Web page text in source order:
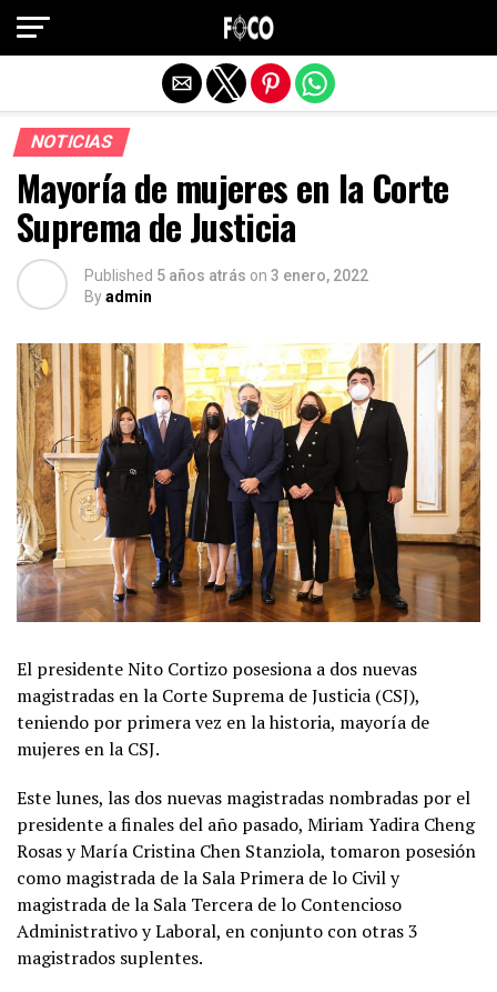
NOTICIAS
Mayoría de mujeres en la Corte
Suprema de Justicia
Published 5 años atrás on 3 enero, 2022
Byadmin
El presidente Nito Cortizo posesiona a dos nuevas
magistradas en la Corte Suprema de Justicia (CSJ),
teniendo por primera vez en la historia, mayoría de
mujeres en la CSJ.
Este lunes, las dos nuevas magistradas nombradas por el
presidente a finales del año pasado, Miriam Yadira Cheng
Rosas y María Cristina Chen Stanziola, tomaron posesión
como magistrada de la Sala Primera de lo Civil y
magistrada de la Sala Tercera de lo Contencioso
Administrativo y Laboral, en conjunto con otras 3
magistrados suplentes.
Salir de la versión móvil